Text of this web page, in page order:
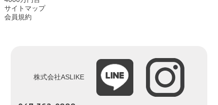
サイトマップ
会員規約
株式会社ASLIKE